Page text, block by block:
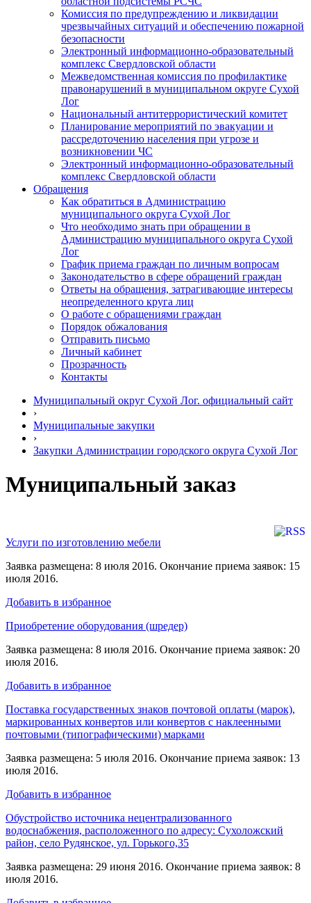
Комиссия по предупреждению и ликвидации
чрезвычайных ситуаций и обеспечению пожарной
безопасности
Электронный информационно-образовательный
комплекс Cвердловской области
Межведомственная комиссия по профилактике
правонарушений в муниципальном округе Сухой
Лог
Национальный антитеррористический комитет
Планирование мероприятий по эвакуации и
рассредоточению населения при угрозе и
возникновении ЧС
Электронный информационно-образовательный
комплекс Свердловской области
Обращения
Как обратиться в Администрацию
муниципального округа Сухой Лог
Что необходимо знать при обращении в
Администрацию муниципального округа Сухой
Лог
График приема граждан по личным вопросам
Законодательство в сфере обращений граждан
Ответы на обращения, затрагивающие интересы
неопределенного круга лиц
О работе с обращениями граждан
Порядок обжалования
Отправить письмо
Личный кабинет
Прозрачность
Контакты
Муниципальный округ Сухой Лог. официальный сайт
›
Муниципальные закупки
›
Закупки Администрации городского округа Сухой Лог
Муниципальный заказ
Услуги по изготовлению мебели
Заявка размещена: 8 июля 2016. Окончание приема заявок: 15
июля 2016.
Добавить в избранное
Приобретение оборудования (шредер)
Заявка размещена: 8 июля 2016. Окончание приема заявок: 20
июля 2016.
Добавить в избранное
Поставка государственных знаков почтовой оплаты (марок),
маркированных конвертов или конвертов с наклеенными
почтовыми (типографическими) марками
Заявка размещена: 5 июля 2016. Окончание приема заявок: 13
июля 2016.
Добавить в избранное
Обустройство источника нецентрализованного
водоснабжения, расположенного по адресу: Сухоложский
район, село Рудянское, ул. Горького,35
Заявка размещена: 29 июня 2016. Окончание приема заявок: 8
июля 2016.